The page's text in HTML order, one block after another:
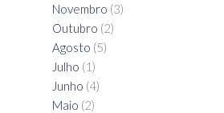
Novembro (3)
Outubro (2)
Agosto (5)
Julho (1)
Junho (4)
Maio (2)